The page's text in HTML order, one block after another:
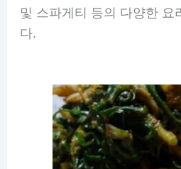
및 스파게티 등의 다양한 요
다.